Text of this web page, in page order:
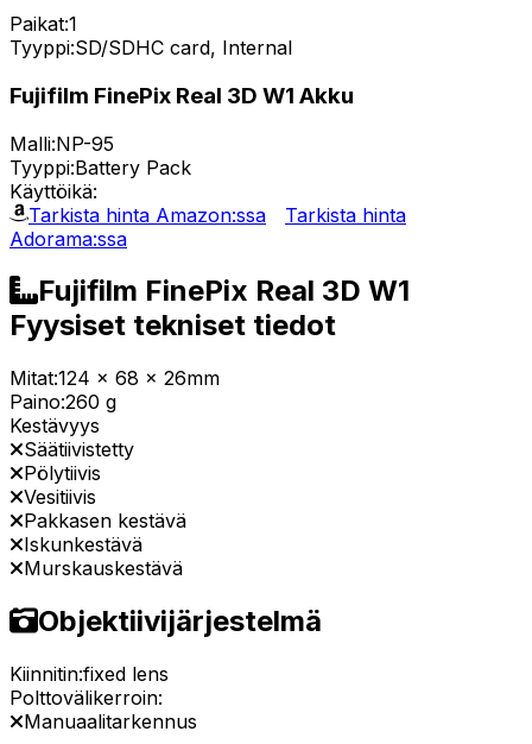
Paikat:1
Tyyppi:SD/SDHC card, Internal
Fujifilm FinePix Real 3D W1 Akku
Malli:NP-95
Tyyppi:Battery Pack
Käyttöikä:
Tarkista hinta Amazon:ssa
Tarkista hinta
Adorama:ssa
Fujifilm FinePix Real 3D W1
Fyysiset tekniset tiedot
Mitat:124 x 68 x 26mm
Paino:260 g
Kestävyys
Säätiivistetty
Pölytiivis
Vesitiivis
Pakkasen kestävä
Iskunkestävä
Murskauskestävä
Objektiivijärjestelmä
Kiinnitin:fixed lens
Polttovälikerroin:
Manuaalitarkennus